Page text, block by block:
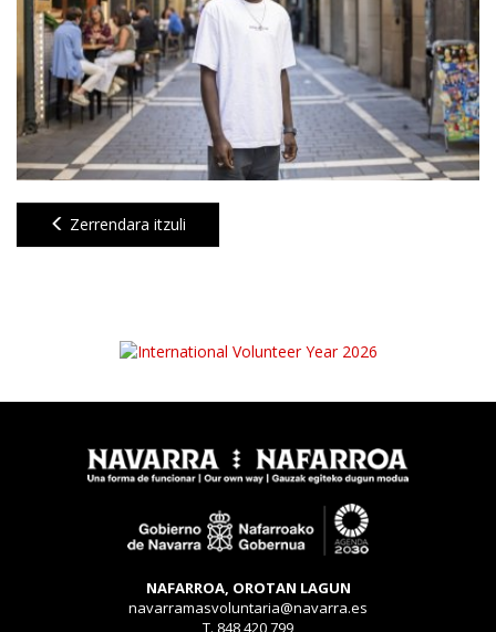
Zerrendara itzuli
NAFARROA, OROTAN LAGUN
navarramasvoluntaria@navarra.es
T. 848 420 799